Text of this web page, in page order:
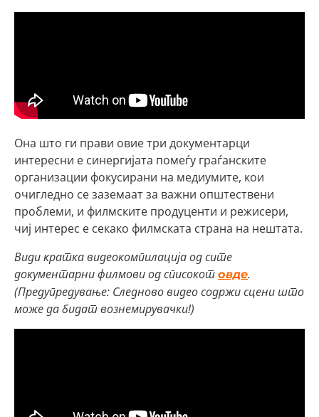
Она што ги прави овие три документарци
интересни е синергијата помеѓу граѓанските
организации фокусирани на медиумите, кои
очигледно се заземаат за важни општествени
проблеми, и филмските продуценти и режисери,
чиј интерес е секако филмската страна на нештата.
Види кратка видеокомпилација од сите
документарни филмови од списокот овде.
(Предупредување: Следново видео содржи сцени што
може да бидат вознемирувачки!)